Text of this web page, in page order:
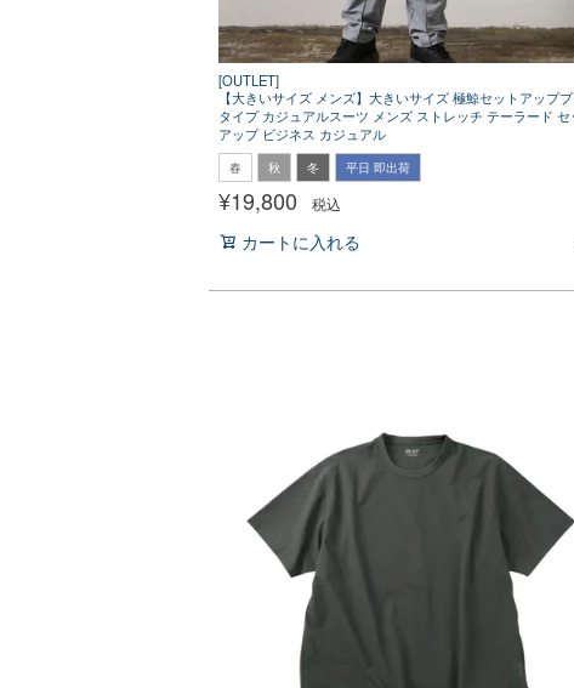
[OUTLET]
【大きいサイズ メンズ】大きいサイズ 極鯨セットアップ
タイプ カジュアルスーツ メンズ ストレッチ テーラード セ
アップ ビジネス カジュアル
春 秋 冬 平日 即出荷
¥19,800 税込
カートに入れる